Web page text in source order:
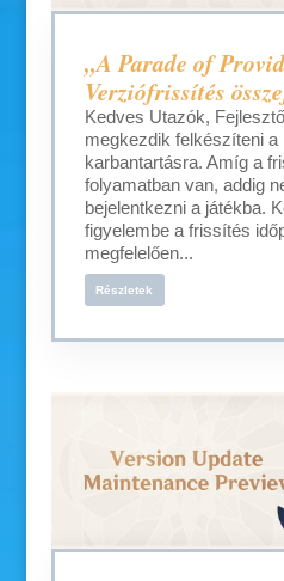
„A Parade of
Verziófrissítés
Kedves Utazók,
megkezdik felkészíteni
karbantartásra. Amíg a
folyamatban van, addig
bejelentkezni a játékba.
figyelembe a frissítés
megfelelően...
Részletek